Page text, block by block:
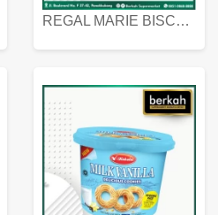
REGAL MARIE BISCUIT KALENG 550 GRAM